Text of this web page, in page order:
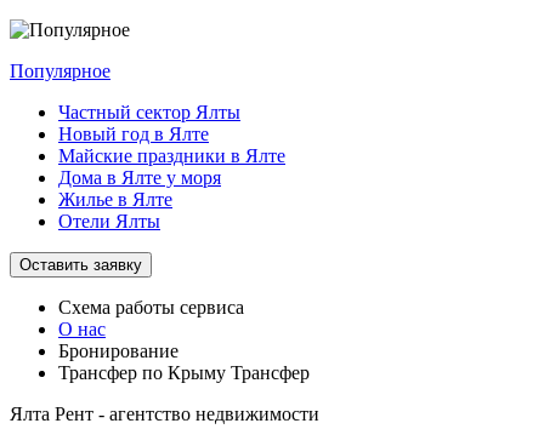
Популярное
Частный сектор Ялты
Новый год в Ялте
Майские праздники в Ялте
Дома в Ялте у моря
Жилье в Ялте
Отели Ялты
Оставить заявку
Схема работы сервиса
О нас
Бронирование
Трансфер по Крыму Трансфер
Ялта Рент - агентство недвижимости